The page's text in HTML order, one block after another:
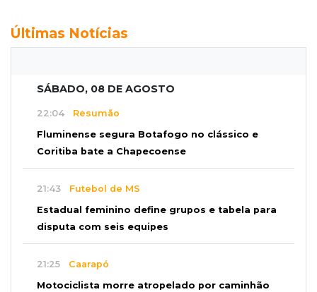
Últimas Notícias
SÁBADO, 08 DE AGOSTO
22:04 Resumão
Fluminense segura Botafogo no clássico e
Coritiba bate a Chapecoense
21:43 Futebol de MS
Estadual feminino define grupos e tabela para
disputa com seis equipes
21:25 Caarapó
Motociclista morre atropelado por caminhão